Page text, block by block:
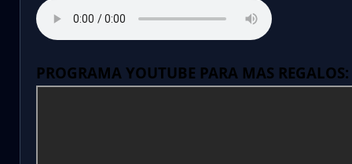
PROGRAMA YOUTUBE PARA MAS REGALOS: